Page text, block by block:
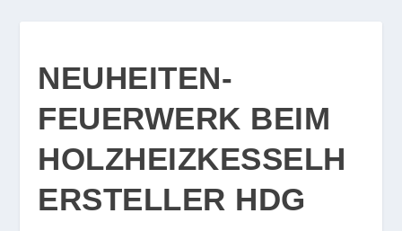
NEUHEITEN-
FEUERWERK BEIM
HOLZHEIZKESSELH
ERSTELLER HDG